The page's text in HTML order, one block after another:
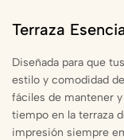
Terraza
Diseñada para que
estilo y comodidad
fáciles de mantener
tiempo en la terraza
impresión siempre